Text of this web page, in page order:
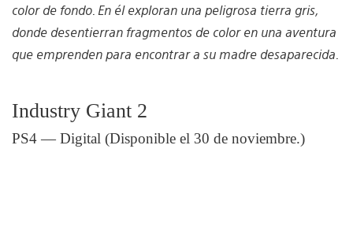
color de fondo. En él exploran una peligrosa tierra gris,
donde desentierran fragmentos de color en una aventura
que emprenden para encontrar a su madre desaparecida.
Industry Giant 2
PS4 — Digital (Disponible el 30 de noviembre.)